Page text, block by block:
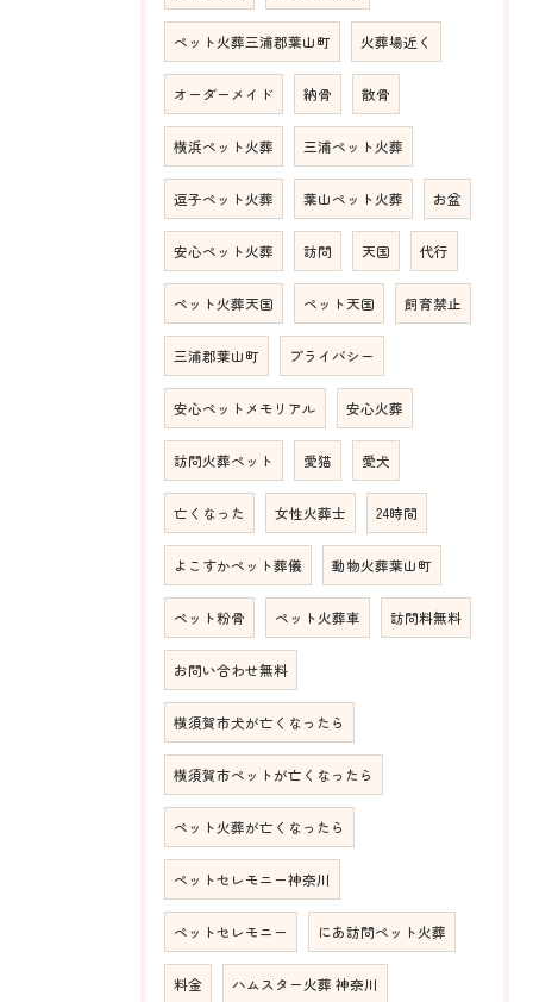
ペット火葬三浦郡葉山町 火葬場近く
オーダーメイド 納骨 散骨
横浜ペット火葬 三浦ペット火葬
逗子ペット火葬 葉山ペット火葬 お盆
安心ペット火葬 訪問 天国 代行
ペット火葬天国 ペット天国 飼育禁止
三浦郡葉山町 プライバシー
安心ペットメモリアル 安心火葬
訪問火葬ペット 愛猫 愛犬
亡くなった 女性火葬士 24時間
よこすかペット葬儀 動物火葬葉山町
ペット粉骨 ペット火葬車 訪問料無料
お問い合わせ無料
横須賀市犬が亡くなったら
横須賀市ペットが亡くなったら
ペット火葬が亡くなったら
ペットセレモニー神奈川
ペットセレモニー にあ訪問ペット火葬
料金 ハムスター火葬 神奈川